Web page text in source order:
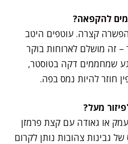
הפשרה קצרה. עוטפים היטב
– זה מושלם לארוחות בוקר
שמחממים דקה בטוסטר,
חוזר להיות נמס בפה.
או גאודה עם קצת פרמזן
גבינות צהובות נותן לקרום